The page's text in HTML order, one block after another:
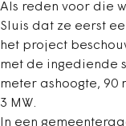
Als reden voor die
Sluis dat ze eerst
het project
met de ingediende
meter ashoogte, 90
3 MW.
In een